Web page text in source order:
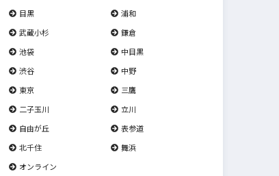
目黒
浦和
武蔵小杉
鎌倉
池袋
中目黒
渋谷
中野
東京
三鷹
二子玉川
立川
自由が丘
表参道
北千住
舞浜
オンライン